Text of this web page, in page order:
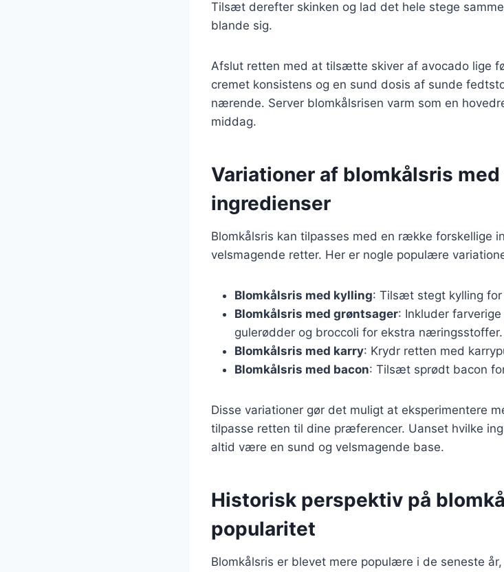
Tilsæt derefter skinken og lad det hele stege
blande sig.
Afslut retten med at tilsætte skiver af avocado lige
cremet konsistens og en sund dosis af sunde
nærende. Server blomkålsrisen varm som en
middag.
Variationer af blomkålsris
ingredienser
Blomkålsris kan tilpasses med en række forskellige
velsmagende retter. Her er nogle populære
Blomkålsris med kylling: Tilsæt stegt kylling
Blomkålsris med grøntsager: Inkluder
gulerødder og broccoli for ekstra næringsstoffer.
Blomkålsris med karry: Krydr retten med
Blomkålsris med bacon: Tilsæt sprødt bacon
Disse variationer gør det muligt at eksperimentere
tilpasse retten til dine præferencer. Uanset hvilke
altid være en sund og velsmagende base.
Historisk perspektiv på
popularitet
Blomkålsris er blevet mere populære i de seneste